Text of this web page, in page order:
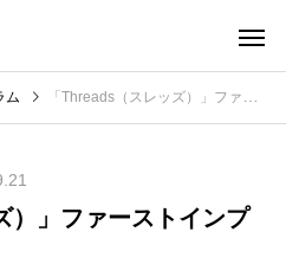
ム 「Threads（スレッズ）」ファーストインプレッション
）」ファーストインプ